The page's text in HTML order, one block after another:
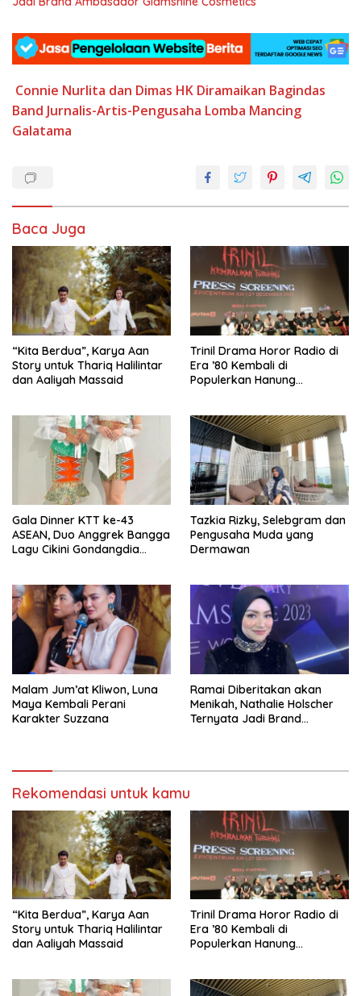
Connie Nurlita dan Dimas HK Diramaikan Bagindas
Band Jurnalis-Artis-Pengusaha Lomba Mancing
Galatama
Baca Juga
“Kita Berdua”, Karya Aan
Story untuk Thariq Halilintar
dan Aaliyah Massaid
­Trinil Drama Horor Radio di
Era ’80 Kembali di
Populerkan Hanung
Gala Dinner KTT ke-43
ASEAN, Duo Anggrek Bangga
Lagu Cikini Gondangdia
Tazkia Rizky, Selebgram dan
Pengusaha Muda yang
Dermawan
Malam Jum’at Kliwon, Luna
Maya Kembali Perani
Karakter Suzzana
Ramai Diberitakan akan
Menikah, Nathalie Holscher
Ternyata Jadi Brand
Rekomendasi untuk kamu
“Kita Berdua”, Karya Aan
Story untuk Thariq Halilintar
dan Aaliyah Massaid
­Trinil Drama Horor Radio di
Era ’80 Kembali di
Populerkan Hanung